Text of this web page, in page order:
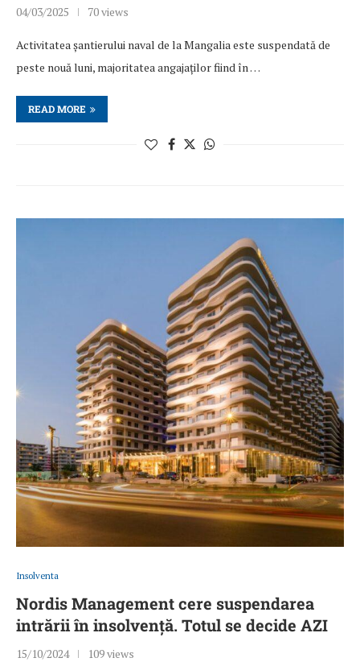
04/03/2025 70 views
Activitatea șantierului naval de la Mangalia este suspendată de
peste nouă luni, majoritatea angajaților fiind în …
READ MORE
Insolventa
Nordis Management cere suspendarea
intrării în insolvență. Totul se decide AZI
15/10/2024 109 views